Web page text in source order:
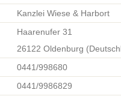
Kanzlei Wiese & Harbort
Haarenufer 31
26122 Oldenburg
0441/998680
0441/9986829